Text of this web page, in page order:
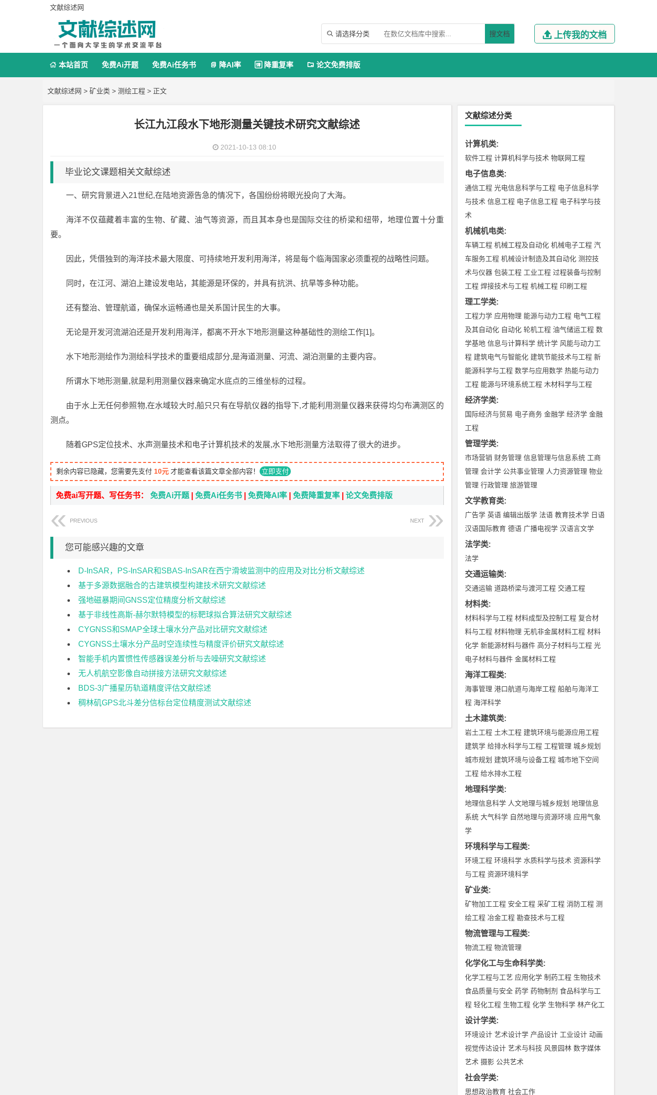
文献综述网
 请选择分类 搜文档  上传我的文档
 本站首页 免费Ai开题 免费Ai任务书  降AI率  降重复率  论文免费排版
文献综述网 > 矿业类 > 测绘工程 > 正文
长江九江段水下地形测量关键技术研究文献综述
2021-10-13 08:10
毕业论文课题相关文献综述
一、研究背景进入21世纪,在陆地资源告急的情况下，各国纷纷将眼光投向了大海。
海洋不仅蕴藏着丰富的生物、矿藏、油气等资源，而且其本身也是国际交往的桥梁和纽带，地理位置十分重
要。
因此，凭借独到的海洋技术最大限度、可持续地开发利用海洋，将是每个临海国家必须重视的战略性问题。
同时，在江河、湖泊上建设发电站，其能源是环保的，并具有抗洪、抗旱等多种功能。
还有整治、管理航道，确保水运畅通也是关系国计民生的大事。
无论是开发河流湖泊还是开发利用海洋，都离不开水下地形测量这种基础性的测绘工作[1]。
水下地形测绘作为测绘科学技术的重要组成部分,是海道测量、河流、湖泊测量的主要内容。
所谓水下地形测量,就是利用测量仪器来确定水底点的三维坐标的过程。
由于水上无任何参照物,在水域较大时,船只只有在导航仪器的指导下,才能利用测量仪器来获得均匀布满测区的
测点。
随着GPS定位技术、水声测量技术和电子计算机技术的发展,水下地形测量方法取得了很大的进步。
剩余内容已隐藏，您需要先支付 10元 才能查看该篇文章全部内容！ 立即支付
免费ai写开题、写任务书： 免费Ai开题 免费Ai任务书 免费降AI率 免费降重复率 论文免费排版
PREVIOUS NEXT
您可能感兴趣的文章
D-InSAR，PS-InSAR和SBAS-InSAR在西宁滑坡监测中的应用及对比分析文献综述
基于多源数据融合的古建筑模型构建技术研究文献综述
强地磁暴期间GNSS定位精度分析文献综述
基于非线性高斯-赫尔默特模型的标靶球拟合算法研究文献综述
CYGNSS和SMAP全球土壤水分产品对比研究文献综述
CYGNSS土壤水分产品时空连续性与精度评价研究文献综述
智能手机内置惯性传感器误差分析与去噪研究文献综述
无人机航空影像自动拼接方法研究文献综述
BDS-3广播星历轨道精度评估文献综述
稠林矶GPS北斗差分信标台定位精度测试文献综述
文献综述分类
计算机类:
软件工程 计算机科学与技术 物联网工程
电子信息类:
通信工程 光电信息科学与工程 电子信息科学
与技术 信息工程 电子信息工程 电子科学与技
术
机械机电类:
车辆工程 机械工程及自动化 机械电子工程 汽
车服务工程 机械设计制造及其自动化 测控技
术与仪器 包装工程 工业工程 过程装备与控制
工程 焊接技术与工程 机械工程 印刷工程
理工学类:
工程力学 应用物理 能源与动力工程 电气工程
及其自动化 自动化 轮机工程 油气储运工程 数
学基地 信息与计算科学 统计学 风能与动力工
程 建筑电气与智能化 建筑节能技术与工程 新
能源科学与工程 数学与应用数学 热能与动力
工程 能源与环境系统工程 木材科学与工程
经济学类:
国际经济与贸易 电子商务 金融学 经济学 金融
工程
管理学类:
市场营销 财务管理 信息管理与信息系统 工商
管理 会计学 公共事业管理 人力资源管理 物业
管理 行政管理 旅游管理
文学教育类:
广告学 英语 编辑出版学 法语 教育技术学 日语
汉语国际教育 德语 广播电视学 汉语言文学
法学类:
法学
交通运输类:
交通运输 道路桥梁与渡河工程 交通工程
材料类:
材料科学与工程 材料成型及控制工程 复合材
料与工程 材料物理 无机非金属材料工程 材料
化学 新能源材料与器件 高分子材料与工程 光
电子材料与器件 金属材料工程
海洋工程类:
海事管理 港口航道与海岸工程 船舶与海洋工
程 海洋科学
土木建筑类:
岩土工程 土木工程 建筑环境与能源应用工程
建筑学 给排水科学与工程 工程管理 城乡规划
城市规划 建筑环境与设备工程 城市地下空间
工程 给水排水工程
地理科学类:
地理信息科学 人文地理与城乡规划 地理信息
系统 大气科学 自然地理与资源环境 应用气象
学
环境科学与工程类:
环境工程 环境科学 水质科学与技术 资源科学
与工程 资源环境科学
矿业类:
矿物加工工程 安全工程 采矿工程 消防工程 测
绘工程 冶金工程 勘查技术与工程
物流管理与工程类:
物流工程 物流管理
化学化工与生命科学类:
化学工程与工艺 应用化学 制药工程 生物技术
食品质量与安全 药学 药物制剂 食品科学与工
程 轻化工程 生物工程 化学 生物科学 林产化工
设计学类:
环境设计 艺术设计学 产品设计 工业设计 动画
视觉传达设计 艺术与科技 风景园林 数字媒体
艺术 摄影 公共艺术
社会学类:
思想政治教育 社会工作